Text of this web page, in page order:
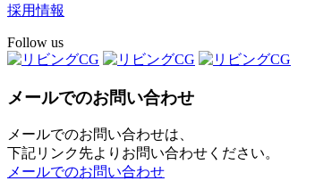
採用情報
Follow us
メールでのお問い合わせ
メールでのお問い合わせは、
下記リンク先よりお問い合わせください。
メールでのお問い合わせ